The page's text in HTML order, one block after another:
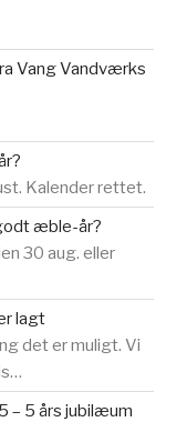
Vang Vandværks
Kalender rettet.
æble-år?
30 aug. eller
lagt
det er muligt. Vi
– 5 års jubilæum